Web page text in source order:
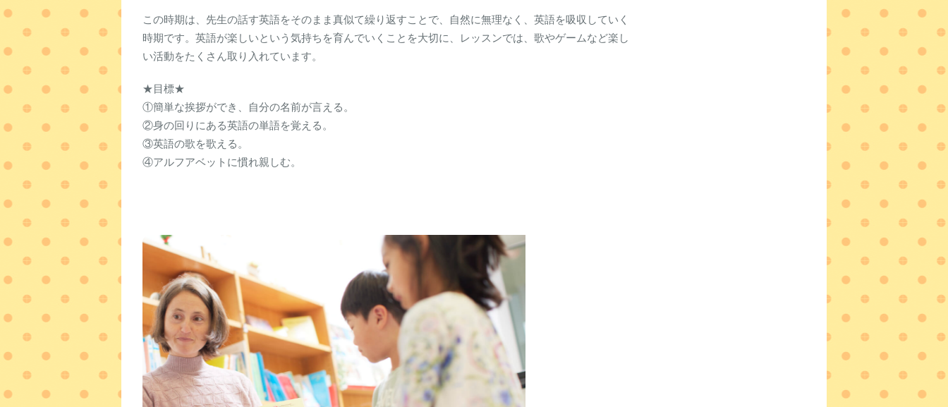
この時期は、先生の話す英語をそのまま真似て繰り返すことで、自然に無理なく、英語を吸収していく
時期です。英語が楽しいという気持ちを育んでいくことを大切に、レッスンでは、歌やゲームなど楽し
い活動をたくさん取り入れています。
★目標★
①簡単な挨拶ができ、自分の名前が言える。
②身の回りにある英語の単語を覚える。
③英語の歌を歌える。
④アルフアベットに慣れ親しむ。